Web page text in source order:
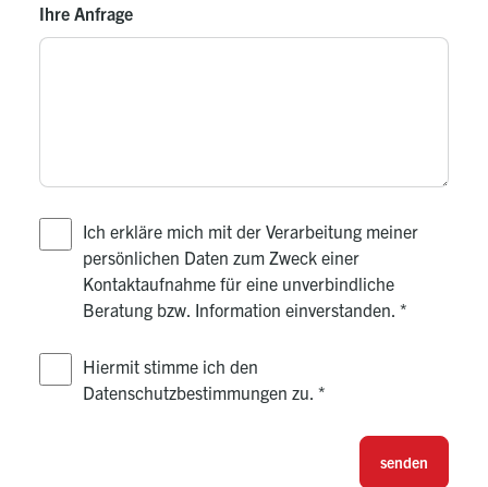
Ihre Anfrage
Ich erkläre mich mit der Verarbeitung meiner
persönlichen Daten zum Zweck einer
Kontaktaufnahme für eine unverbindliche
Beratung bzw. Information einverstanden. *
Hiermit stimme ich den
Datenschutzbestimmungen zu. *
senden